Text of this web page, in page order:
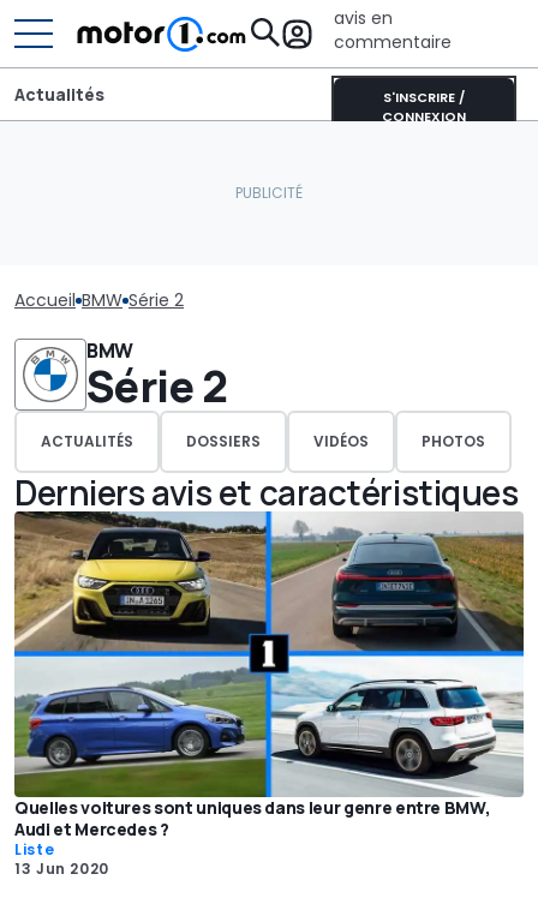
avis en
commentaire
S'INSCRIRE /
CONNEXION
Actualités
Accueil BMW Série 2
BMW
Série 2
ACTUALITÉS DOSSIERS VIDÉOS PHOTOS
Derniers avis et caractéristiques
Quelles voitures sont uniques dans leur genre entre BMW,
Audi et Mercedes ?
Liste
13 Jun 2020